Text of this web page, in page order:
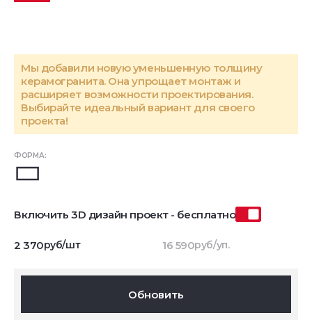
ФОРМА:
Мы добавили новую уменьшенную толщину
керамогранита. Она упрощает монтаж и
расширяет возможности проектирования.
Выбирайте идеальный вариант для своего
проекта!
Включить 3D дизайн проект - бесплатно
2 370руб/шт 16 590руб/уп.
Обновить